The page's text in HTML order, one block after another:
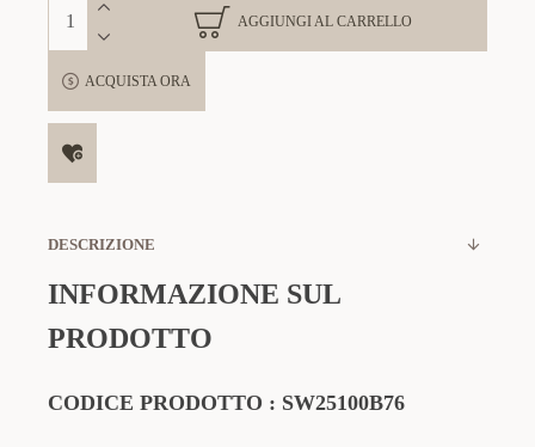
AGGIUNGI AL CARRELLO
ACQUISTA ORA
DESCRIZIONE
INFORMAZIONE SUL
PRODOTTO
CODICE PRODOTTO : SW25100B76